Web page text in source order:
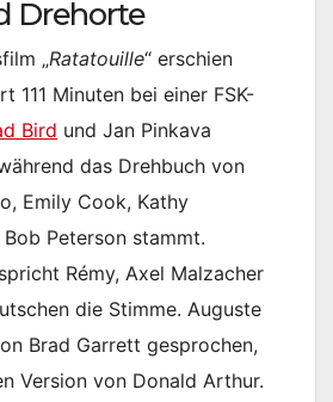
Drehorte
„Ratatouille“ erschien
111 Minuten bei einer FSK-
Bird und Jan Pinkava
das Drehbuch von
Emily Cook, Kathy
Peterson stammt.
spricht Rémy, Axel Malzacher
die Stimme. Auguste
Brad Garrett gesprochen,
Version von Donald Arthur.